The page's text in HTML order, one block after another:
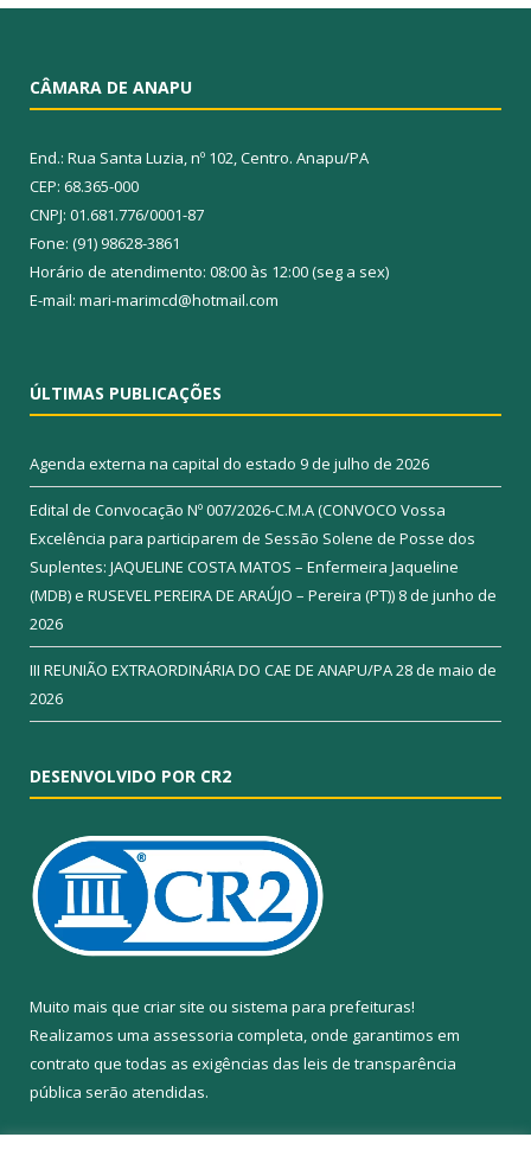
CÂMARA DE ANAPU
End.: Rua Santa Luzia, nº 102, Centro. Anapu/PA
CEP: 68.365-000
CNPJ: 01.681.776/0001-87
Fone: (91) 98628-3861
Horário de atendimento: 08:00 às 12:00 (seg a sex)
E-mail: mari-marimcd@hotmail.com
ÚLTIMAS PUBLICAÇÕES
Agenda externa na capital do estado 9 de julho de 2026
Edital de Convocação Nº 007/2026-C.M.A (CONVOCO Vossa
Excelência para participarem de Sessão Solene de Posse dos
Suplentes: JAQUELINE COSTA MATOS – Enfermeira Jaqueline
(MDB) e RUSEVEL PEREIRA DE ARAÚJO – Pereira (PT)) 8 de junho de
2026
III REUNIÃO EXTRAORDINÁRIA DO CAE DE ANAPU/PA28 de maio de
2026
DESENVOLVIDO POR CR2
Muito mais que criar site ou sistema para prefeituras!
Realizamos uma assessoria completa, onde garantimos em
contrato que todas as exigências das leis de transparência
pública serão atendidas.